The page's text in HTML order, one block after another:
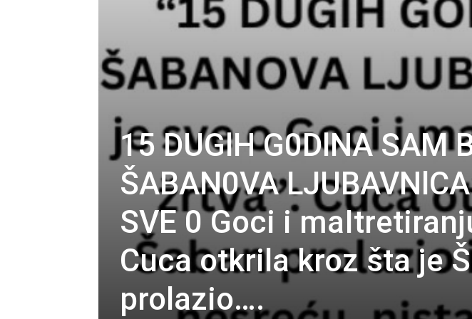
15 DUGlH G0DlNA SAM
ŠABAN0VA
SVE 0 Goci i
Cuca otkrila kroz šta je
prolazio….